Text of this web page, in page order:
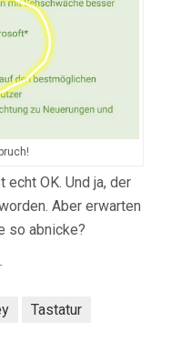
OK. Und ja, der
Aber erwarten
so abnicke?
Tastatur